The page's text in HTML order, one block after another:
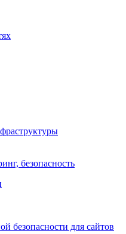
безопасность
безопасности для сайтов